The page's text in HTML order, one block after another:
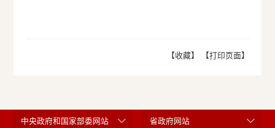
【收藏】 【打印页面】
中央政府和国家部委网站 省政府网站